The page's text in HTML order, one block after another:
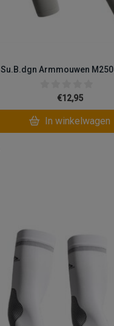
Su.B.dgn Armmouwen
€12,95
In winkelwagen